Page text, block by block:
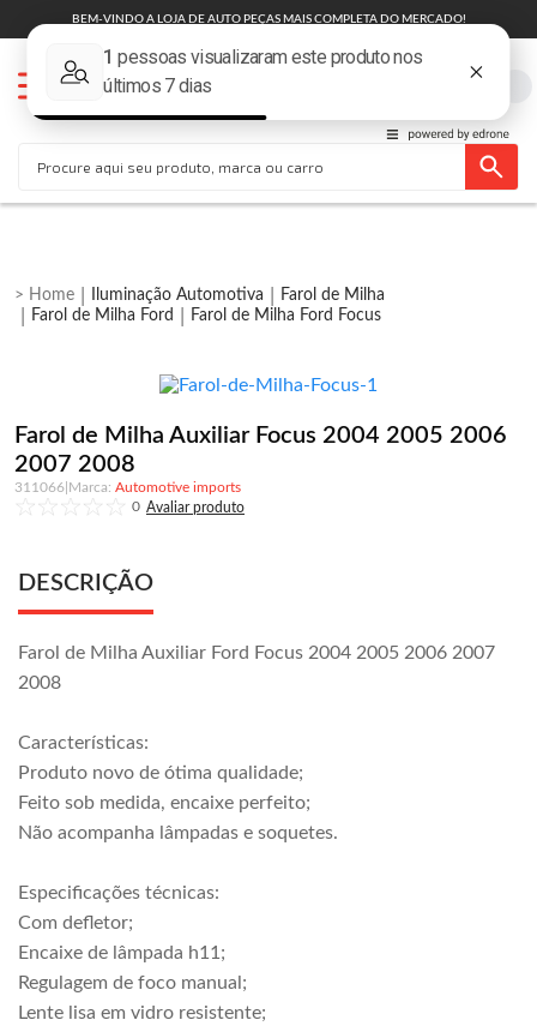
BEM-VINDO A LOJA DE AUTO PEÇAS MAIS COMPLETA DO MERCADO!
Iluminação Automotiva
Farol de Milha
Farol de Milha Ford
Farol de Milha Ford Focus
Farol de Milha Auxiliar Focus 2004 2005 2006
2007 2008
311066
Automotive imports
0
DESCRIÇÃO
Farol de Milha Auxiliar Ford Focus 2004 2005 2006 2007
2008
Características:
Produto novo de ótima qualidade;
Feito sob medida, encaixe perfeito;
Não acompanha lâmpadas e soquetes.
Especificações técnicas:
Com defletor;
Encaixe de lâmpada h11;
Regulagem de foco manual;
Lente lisa em vidro resistente;